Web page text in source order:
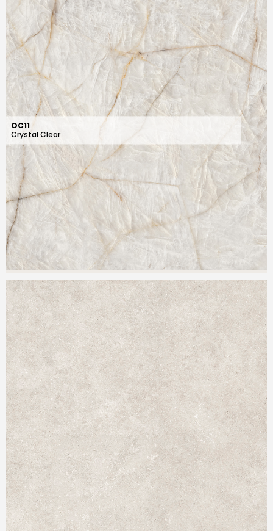
OC11
Crystal Clear